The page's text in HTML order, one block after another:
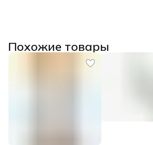
Похожие товары